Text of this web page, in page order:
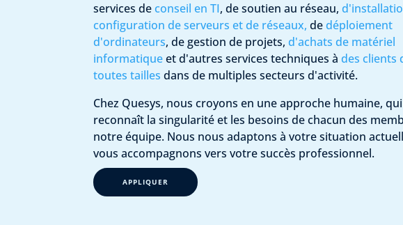
services deconseil en TI, de soutien au réseau,
configuration de serveurs et de réseaux, dedéploiement
d'ordinateurs, de gestion de projets, d'achats de matériel
informatique et d'autres services techniques à des clients
toutes tailles dans de multiples secteurs d'activité.
Chez Quesys, nous croyons en une approche humaine, qui
reconnaît la singularité et les besoins de chacun des
notre équipe. Nous nous adaptons à votre situation
vous accompagnons vers votre succès professionnel.
APPLIQUER